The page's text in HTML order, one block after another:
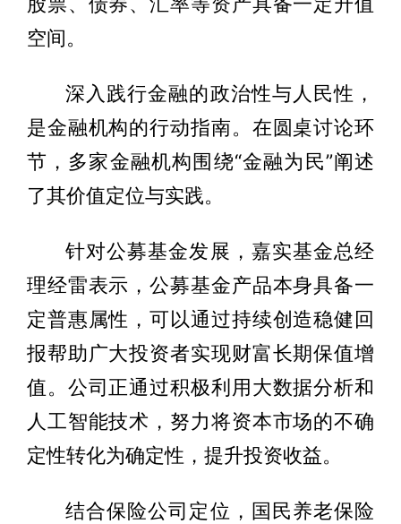
空间。
深入践行金融的政治性与人民性，
是金融机构的行动指南。在圆桌讨论环
节，多家金融机构围绕“金融为民”阐述
了其价值定位与实践。
针对公募基金发展，嘉实基金总经
理经雷表示，公募基金产品本身具备一
定普惠属性，可以通过持续创造稳健回
报帮助广大投资者实现财富长期保值增
值。公司正通过积极利用大数据分析和
人工智能技术，努力将资本市场的不确
定性转化为确定性，提升投资收益。
结合保险公司定位，国民养老保险